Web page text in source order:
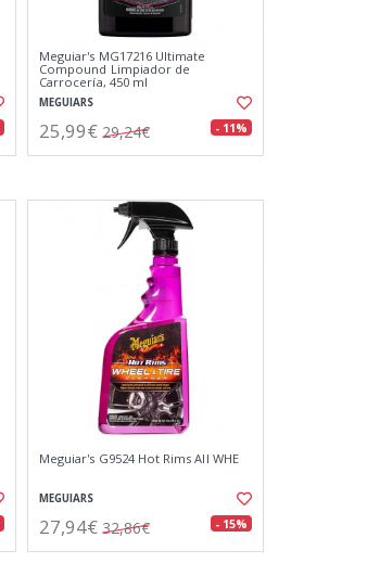
Meguiar's MG17216 Ultimate
Compound Limpiador de
Carrocería, 450 ml
MEGUIARS
25,99€ 29,24€ - 11%
Meguiar's G9524 Hot Rims All WHE
MEGUIARS
27,94€ 32,86€ - 15%